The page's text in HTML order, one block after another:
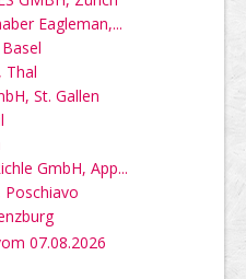
Eagleman,...
Thal
St. Gallen
GmbH, App...
Poschiavo
07.08.2026